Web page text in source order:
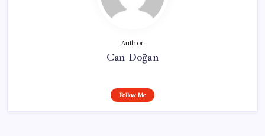
Author
Can Doğan
Follow Me